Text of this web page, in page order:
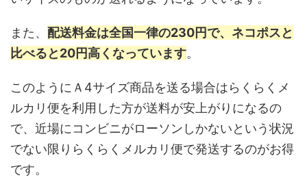
また、 配送料金は全国一律の230円で、ネコポスと
比べると20円高くなっています。
このようにＡ4サイズ商品を送る場合はらくらくメ
ルカリ便を利用した方が送料が安上がりになるの
で、近場にコンビニがローソンしかないという状況
でない限りらくらくメルカリ便で発送するのがお得
です。